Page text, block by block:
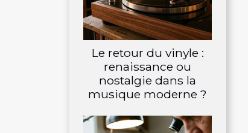
Le retour du vinyle :
renaissance ou
nostalgie dans la
musique moderne ?